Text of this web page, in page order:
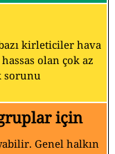
kirleticiler hava
olan çok az
sorunu
gruplar için
Genel halkın